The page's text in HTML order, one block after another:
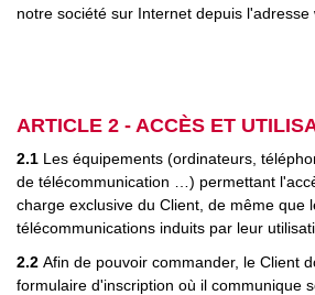
notre société sur Internet depuis l'adresse
ARTICLE 2 - ACCÈS ET
2.1 Les équipements (ordinateurs,
de télécommunication …) permettant
charge exclusive du Client, de même que
télécommunications induits par leur
2.2 Afin de pouvoir commander, le Client
formulaire d'inscription où il communique